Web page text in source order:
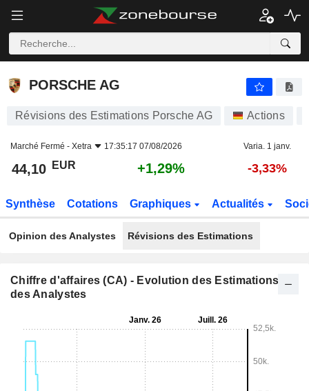
PORSCHE AG
PORSCHE AG
Révisions des Estimations Porsche AG Actions
Marché Fermé - Xetra 17:35:17 07/08/2026 Varia. 1 janv.
44,10 EUR +1,29% -3,33%
Synthèse Cotations Graphiques Actualités
Opinion des Analystes Révisions des Estimations
Chiffre d'affaires (CA) - Evolution des Estimations
des Analystes